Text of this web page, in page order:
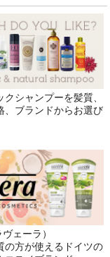
クシャンプーを髪質、
、ブランドからお選び
ェーラ）
の方が使えるドイツの